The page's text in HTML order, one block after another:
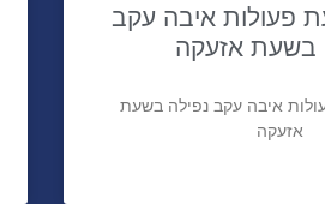
פעולות איבה עקב
בשעת אזעקה
איבה עקב נפילה בשעת
אזעקה